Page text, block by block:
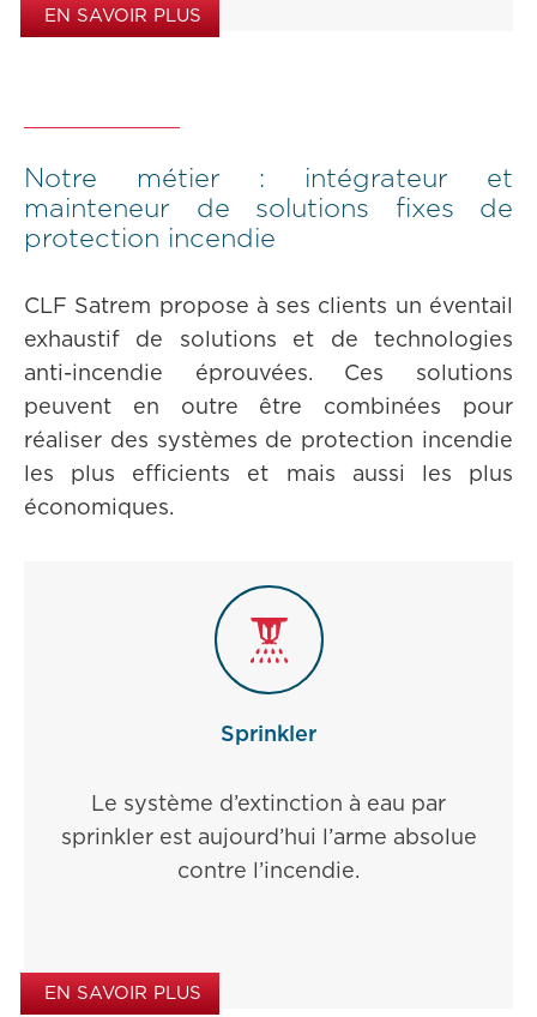
EN SAVOIR PLUS
Notre métier : intégrateur et
mainteneur de solutions fixes de
protection incendie
CLF Satrem propose à ses clients un éventail
exhaustif de solutions et de technologies
anti-incendie éprouvées. Ces solutions
peuvent en outre être combinées pour
réaliser des systèmes de protection incendie
les plus efficients et mais aussi les plus
économiques.
Sprinkler
Le système d’extinction à eau par
sprinkler est aujourd’hui l’arme absolue
contre l’incendie.
EN SAVOIR PLUS